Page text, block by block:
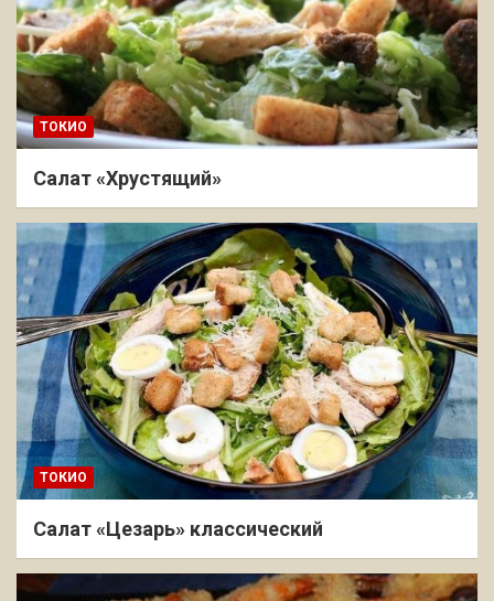
ТОКИО
Салат «Хрустящий»
ТОКИО
Салат «Цезарь» классический